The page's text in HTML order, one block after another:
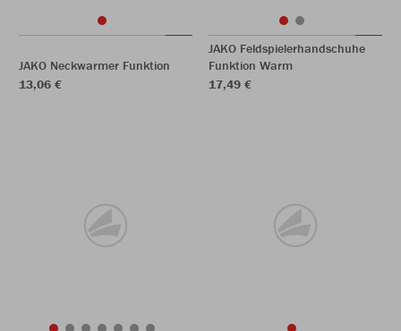
JAKO Neckwarmer Funktion
13,06 €
JAKO Feldspielerhandschuhe
Funktion Warm
17,49 €